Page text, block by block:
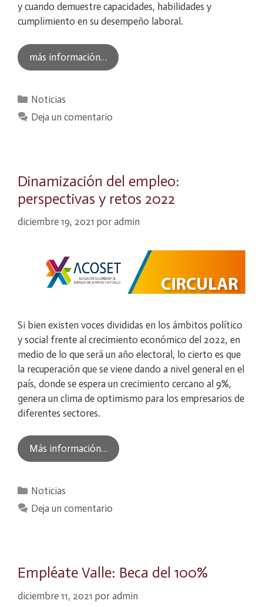
y cuando demuestre capacidades, habilidades y
cumplimiento en su desempeño laboral.
más información…
Categorías
Noticias
Deja un comentario
Dinamización del empleo:
perspectivas y retos 2022
diciembre 19, 2021 por admin
Si bien existen voces divididas en los ámbitos político
y social frente al crecimiento económico del 2022, en
medio de lo que será un año electoral, lo cierto es que
la recuperación que se viene dando a nivel general en el
país, donde se espera un crecimiento cercano al 9%,
genera un clima de optimismo para los empresarios de
diferentes sectores.
Más información…
Categorías
Noticias
Deja un comentario
Empléate Valle: Beca del 100%
diciembre 11, 2021 por admin